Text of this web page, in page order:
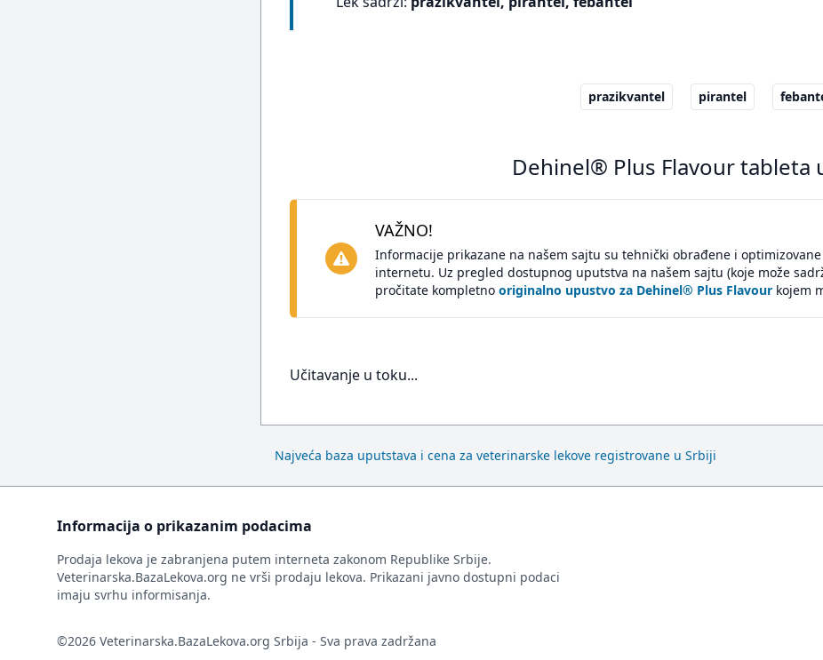
prazikvantel pirantel
Dehinel® Plus Flavour tableta
VAŽNO!
Informacije prikazane na našem sajtu su tehnički obrađene i
internetu. Uz pregled dostupnog uputstva na našem sajtu (koje može
pročitate kompletno originalno upustvo za Dehinel® Plus Flavourkojem
Učitavanje u toku...
Najveća baza uputstava i cena za veterinarske lekove registrovane u Srbiji
Informacija o prikazanim podacima
Prodaja lekova je zabranjena putem interneta zakonom Republike Srbije.
Veterinarska.BazaLekova.org ne vrši prodaju lekova. Prikazani javno dostupni podaci
imaju svrhu informisanja.
©2026 Veterinarska.BazaLekova.org Srbija - Sva prava zadržana